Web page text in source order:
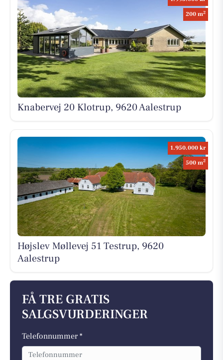
200 m2
Knabervej 20 Klotrup, 9620 Aalestrup
1.950.000 kr
500 m2
Højslev Møllevej 51 Testrup, 9620
Aalestrup
FÅ TRE GRATIS
SALGSVURDERINGER
Telefonnummer *